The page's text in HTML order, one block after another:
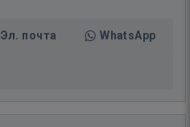
Эл. почта WhatsApp